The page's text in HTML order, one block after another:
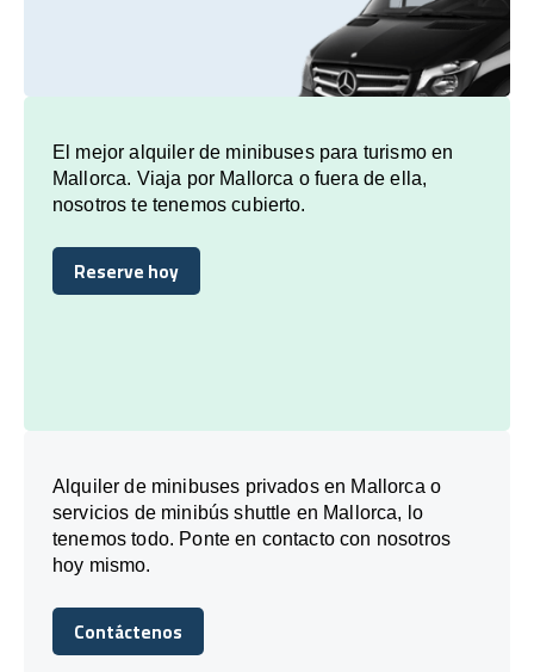
El mejor alquiler de minibuses para turismo en
Mallorca. Viaja por Mallorca o fuera de ella,
nosotros te tenemos cubierto.
Reserve hoy
Reserve hoy
Alquiler de minibuses privados en Mallorca o
servicios de minibús shuttle en Mallorca, lo
tenemos todo. Ponte en contacto con nosotros
hoy mismo.
Contáctenos
Contáctenos